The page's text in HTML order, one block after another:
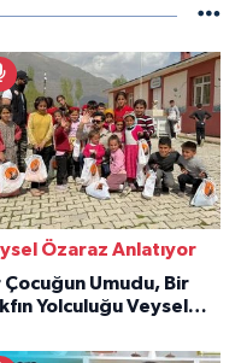
Özaraz Anlatıyor
Çocuğun Umudu, Bir
Yolculuğu Veysel